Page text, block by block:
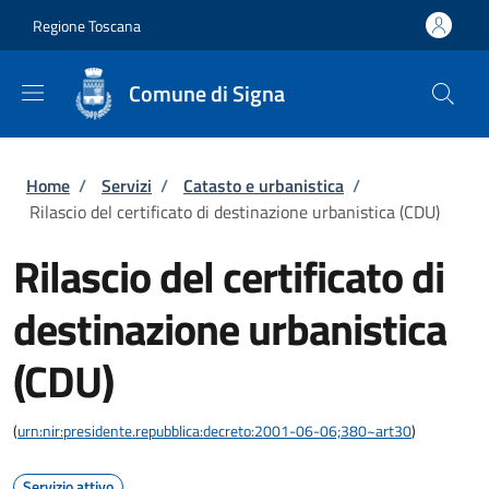
Regione Toscana
Comune di Signa
Briciole di pane
Home / Servizi / Catasto e urbanistica /
Rilascio del certificato di destinazione urbanistica (CDU)
Rilascio del certificato di
destinazione urbanistica
(CDU)
(urn:nir:presidente.repubblica:decreto:2001-06-06;380~art30)